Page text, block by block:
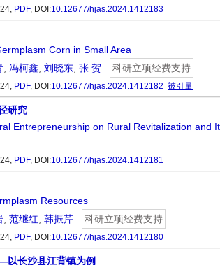
PDF, DOI:10.12677/hjas.2024.1412183
Corn in Small Area
冯柯鑫 刘晓东 张 贺 科研立项经费支持
PDF, DOI:10.12677/hjas.2024.1412182 被引量
研究
Entrepreneurship on Rural Revitalization and
PDF, DOI:10.12677/hjas.2024.1412181
Resources
范继红 韩振芹 科研立项经费支持
PDF, DOI:10.12677/hjas.2024.1412180
以长沙县江背镇为例